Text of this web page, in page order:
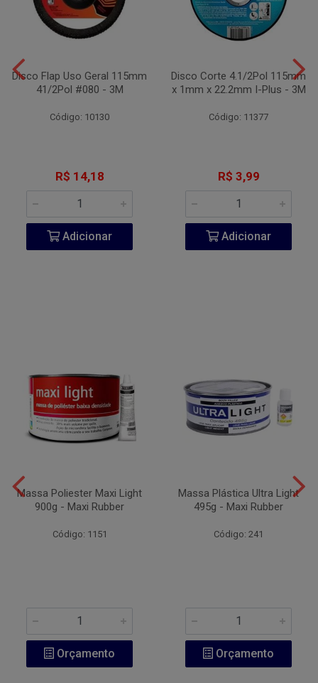
Disco Flap Uso Geral 115mm
41/2Pol #080 - 3M
Código: 10130
R$ 14,18
Adicionar
Disco Corte 4.1/2Pol 115mm
x 1mm x 22.2mm I-Plus - 3M
Código: 11377
R$ 3,99
Adicionar
Massa Poliester Maxi Light
900g - Maxi Rubber
Código: 1151
Orçamento
Massa Plástica Ultra Light
495g - Maxi Rubber
Código: 241
Orçamento